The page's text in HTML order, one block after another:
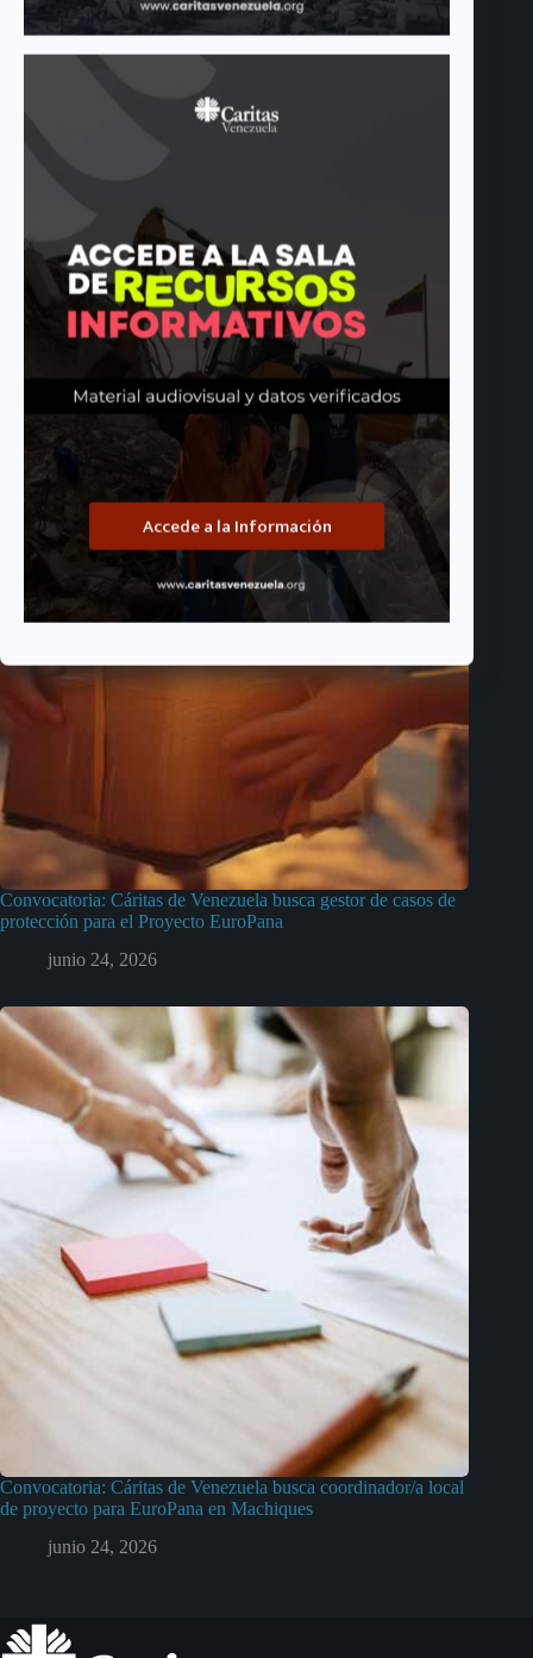
Accede a la Información
Convocatoria: Cáritas de Venezuela busca Oficial de Acceso
Humanitario para el Proyecto EuroPana
junio 24, 2026
Convocatoria: Cáritas de Venezuela busca gestor de casos de
protección para el Proyecto EuroPana
junio 24, 2026
Convocatoria: Cáritas de Venezuela busca coordinador/a local
de proyecto para EuroPana en Machiques
junio 24, 2026